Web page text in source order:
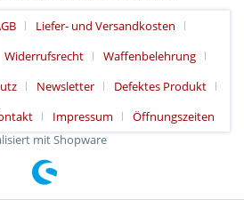
Liefer- und Versandkosten
Widerrufsrecht
Waffenbelehrung
Newsletter
Defektes Produkt
Impressum
Öffnungszeiten
mit Shopware